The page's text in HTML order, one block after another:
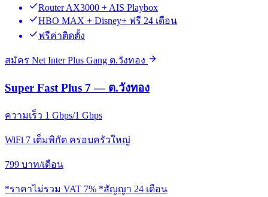
Router AX3000 + AIS Playbox
HBO MAX + Disney+ ฟรี 24 เดือน
ฟรีค่าติดตั้ง
สมัคร Net Inter Plus Gang ต.วังทอง
Super Fast Plus 7 — ต.วังทอง
ความเร็ว 1 Gbps/1 Gbps
WiFi 7 เต็มพิกัด ครอบครัวใหญ่
799 บาท/เดือน
*ราคาไม่รวม VAT 7% *สัญญา 24 เดือน